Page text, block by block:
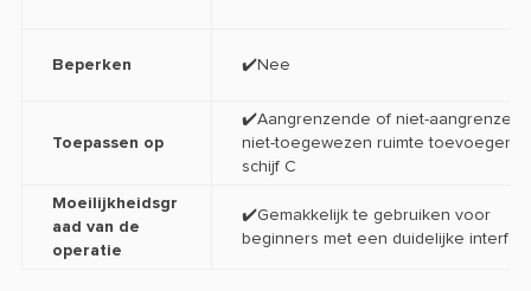
Beperken ✔️Nee
Toepassen op
✔️Aangrenzende of niet-
niet-toegewezen ruimte toevoegen
schijf C
Moeilijkheidsgr
aad van de
operatie
✔️Gemakkelijk te gebruiken voor
beginners met een duidelijke